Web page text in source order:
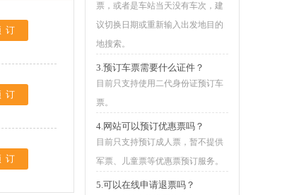
订
订
订
票，或者是车站当天没有车次，建
议切换日期或重新输入出发地目的
地搜索。
3.预订车票需要什么证件？
目前只支持使用二代身份证预订车
票。
4.网站可以预订优惠票吗？
目前只支持预订成人票，暂不提供
军票、儿童票等优惠票预订服务。
5.可以在线申请退票吗？